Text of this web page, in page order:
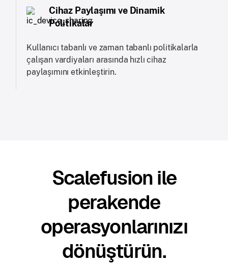
Cihaz Paylaşımı ve Dinamik
Politikalar
Kullanıcı tabanlı ve zaman tabanlı politikalarla
çalışan vardiyaları arasında hızlı cihaz
paylaşımını etkinleştirin.
Scalefusion ile
perakende
operasyonlarınızı
dönüştürün.